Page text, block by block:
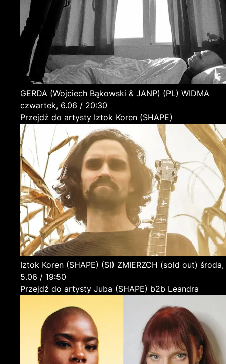
GERDA (Wojciech Bąkowski & JANP) (PL) WIDMA
czwartek, 6.06 / 20:30
Przejdź do artysty Iztok Koren (SHAPE)
Iztok Koren (SHAPE) (SI) ZMIERZCH (sold out) środa,
5.06 / 19:50
Przejdź do artysty Juba (SHAPE) b2b Leandra